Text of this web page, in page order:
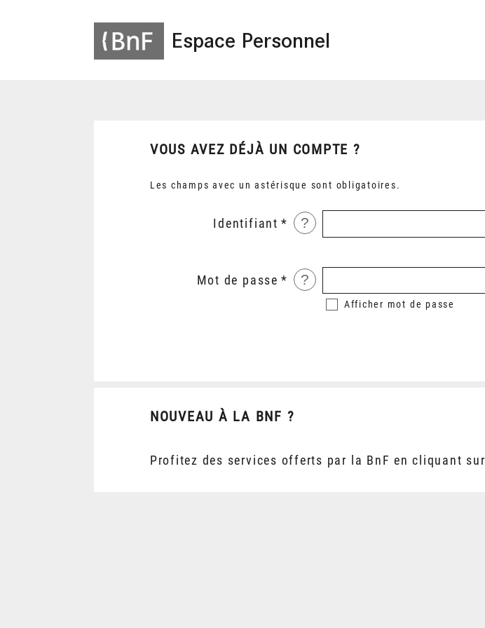
Espace Personnel
VOUS AVEZ DÉJÀ UN COMPTE ?
Les champs avec un astérisque sont obligatoires.
Identifiant ?
Mot de passe ?
Afficher mot de passe
NOUVEAU À LA BNF ?
Profitez des services offerts par la BnF en cliquant sur